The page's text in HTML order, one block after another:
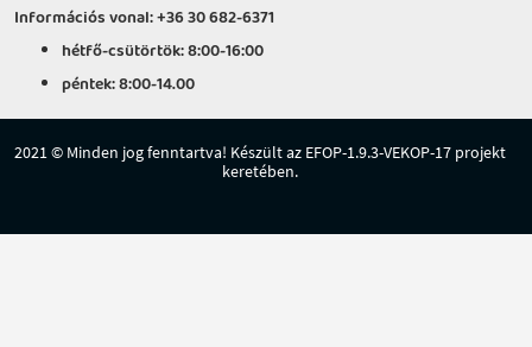
Információs vonal: +36 30 682-6371
hétfő-csütörtök: 8:00-16:00
péntek: 8:00-14.00
2021 © Minden jog fenntartva! Készült az EFOP-1.9.3-VEKOP-17 projekt
keretében.